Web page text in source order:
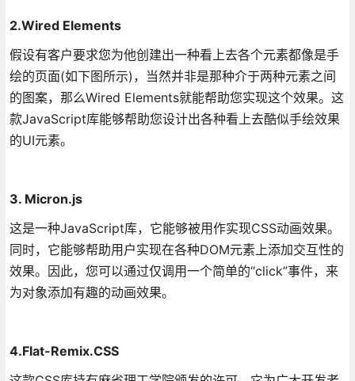
2.Wired Elements
假设有客户要求您为他创建出一种看上去各个元素都像是手
绘的页面(如下图所示)，当然并非是那种介于两种元素之间
的图案，那么Wired Elements就能帮助您实现这个效果。这
款JavaScript库能够帮助您设计出各种看上去酷似手绘效果
的UI元素。
3. Micron.js
这是一种JavaScript库，它能够被用作实现CSS动画效果。
同时，它能够帮助用户实现在各种DOM元素上添加交互性的
效果。因此，您可以通过仅调用一个简单的“click”事件，来
为对象添加有趣的动画效果。
4.Flat-Remix.CSS